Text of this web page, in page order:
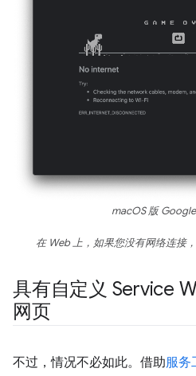
macOS 版 Google
在 Web 上，如果您没有网络连接
具有自定义 Service
网页
不过，情况不必如此。借助服务